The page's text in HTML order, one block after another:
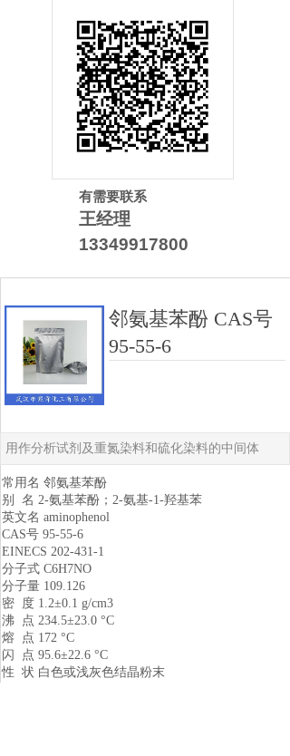
有需要联系
王经理
13349917800
邻氨基苯酚 CAS号
95-55-6
用作分析试剂及重氮染料和硫化染料的中间体
常用名 邻氨基苯酚
别 名 2-氨基苯酚；2-氨基-1-羟基苯
英文名 aminophenol
CAS号 95-55-6
EINECS 202-431-1
分子式 C6H7NO
分子量 109.126
密 度 1.2±0.1 g/cm3
沸 点 234.5±23.0 °C
熔 点 172 °C
闪 点 95.6±22.6 °C
性 状 白色或浅灰色结晶粉末